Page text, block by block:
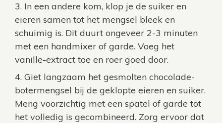
In een andere kom, klop je de suiker en
eieren samen tot het mengsel bleek en
schuimig is. Dit duurt ongeveer 2-3 minuten
met een handmixer of garde. Voeg het
vanille-extract toe en roer goed door.
Giet langzaam het gesmolten chocolade-
botermengsel bij de geklopte eieren en suiker.
Meng voorzichtig met een spatel of garde tot
het volledig is gecombineerd. Zorg ervoor dat